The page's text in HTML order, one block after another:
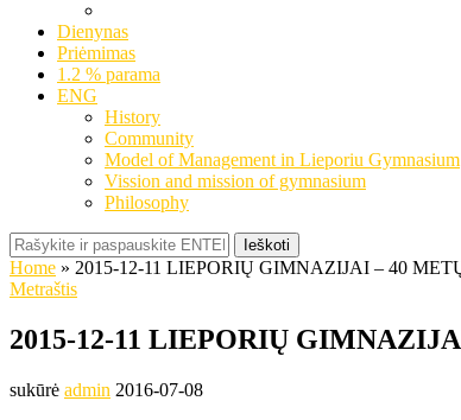
Dienynas
Priėmimas
1.2 % parama
ENG
History
Community
Model of Management in Lieporiu Gymnasium
Vission and mission of gymnasium
Philosophy
Ieškoti
Home » 2015-12-11 LIEPORIŲ GIMNAZIJAI – 40
Metraštis
2015-12-11 LIEPORIŲ
sukūrė admin 2016-07-08